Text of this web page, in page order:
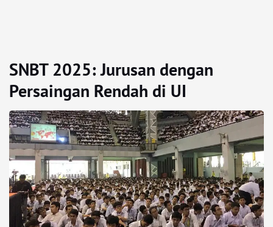
SNBT 2025: Jurusan dengan
Persaingan Rendah di UI